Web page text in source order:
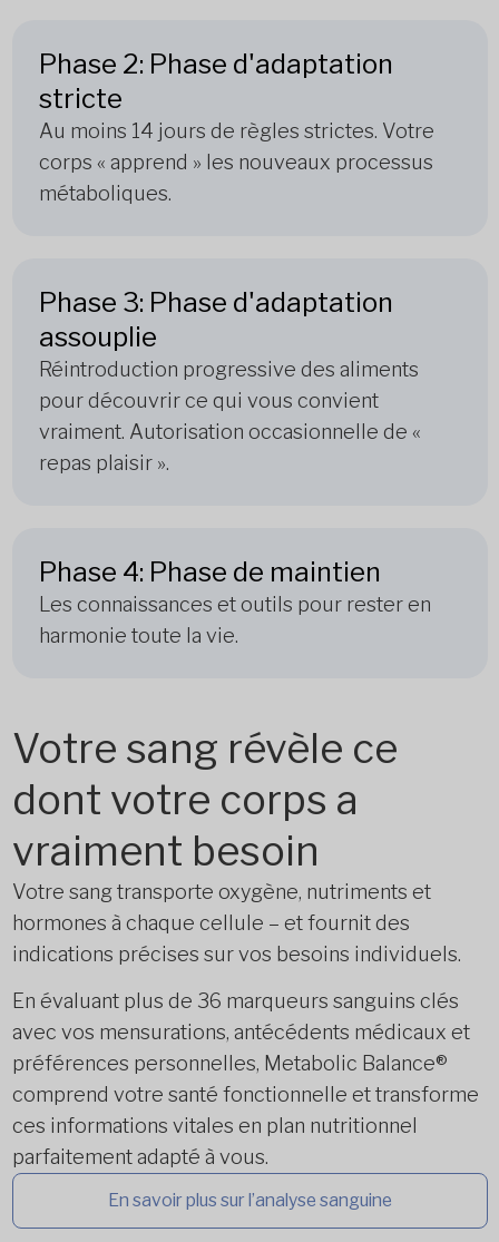
Phase 2: Phase d'adaptation
stricte
Au moins 14 jours de règles strictes. Votre
corps « apprend » les nouveaux processus
métaboliques.
Phase 3: Phase d'adaptation
assouplie
Réintroduction progressive des aliments
pour découvrir ce qui vous convient
vraiment. Autorisation occasionnelle de «
repas plaisir ».
Phase 4: Phase de maintien
Les connaissances et outils pour rester en
harmonie toute la vie.
Votre sang révèle ce
dont votre corps a
vraiment besoin
Votre sang transporte oxygène, nutriments et
hormones à chaque cellule – et fournit des
indications précises sur vos besoins individuels.
En évaluant plus de 36 marqueurs sanguins clés
avec vos mensurations, antécédents médicaux et
préférences personnelles, Metabolic Balance®
comprend votre santé fonctionnelle et transforme
ces informations vitales en plan nutritionnel
parfaitement adapté à vous.
En savoir plus sur l’analyse sanguine